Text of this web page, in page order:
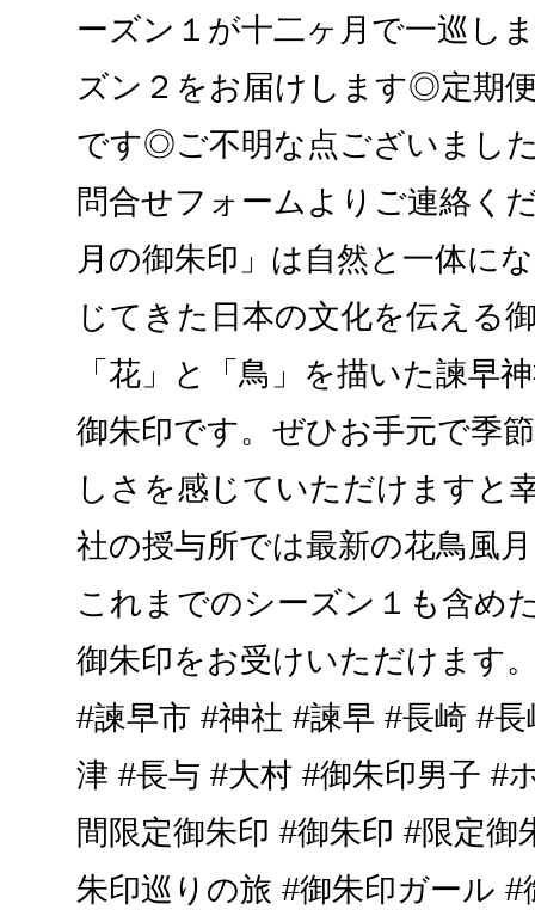
ーズン１が十二ヶ月で一巡し
ズン２をお届けします◎定期
です◎ご不明な点ございまし
問合せフォームよりご連絡く
月の御朱印」は自然と一体に
じてきた日本の文化を伝える
「花」と「鳥」を描いた諫早
御朱印です。ぜひお手元で季
しさを感じていただけますと
社の授与所では最新の花鳥風
これまでのシーズン１も含め
御朱印をお受けいただけます
#諫早市 #神社 #諫早 #長崎 #
津 #長与 #大村 #御朱印男子 #
間限定御朱印 #御朱印 #限定御
朱印巡りの旅 #御朱印ガール